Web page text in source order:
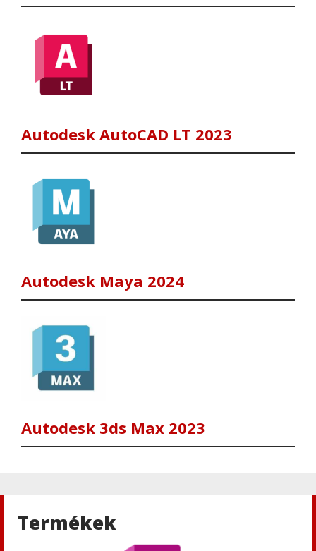
Autodesk AutoCAD LT 2023
Autodesk Maya 2024
Autodesk 3ds Max 2023
Termékek
Autodesk Maya 2024